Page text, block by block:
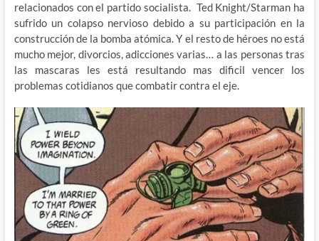
relacionados con el partido socialista. Ted Knight/Starman ha
sufrido un colapso nervioso debido a su participación en la
construcción de la bomba atómica. Y el resto de héroes no está
mucho mejor, divorcios, adicciones varias… a las personas tras
las mascaras les está resultando mas dificil vencer los
problemas cotidianos que combatir contra el eje.